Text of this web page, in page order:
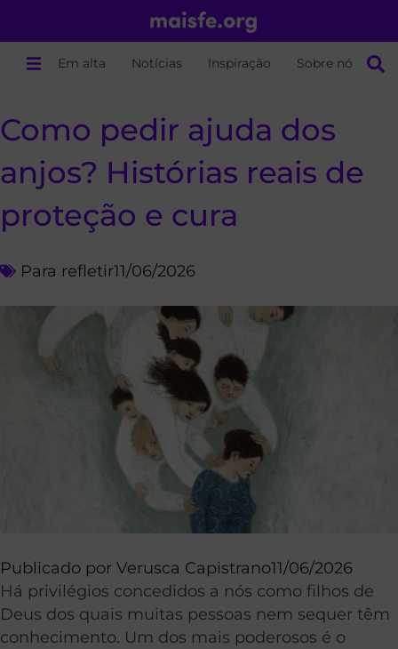
Em alta Notícias Inspiração Sobre nós
Como pedir ajuda dos
anjos? Histórias reais de
proteção e cura
Para refletir11/06/2026
Publicado por Verusca Capistrano11/06/2026
Há privilégios concedidos a nós como filhos de
Deus dos quais muitas pessoas nem sequer têm
conhecimento. Um dos mais poderosos é o